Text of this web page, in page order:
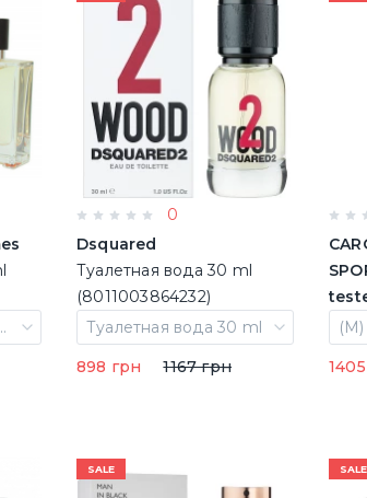
12.5 ml Mini
0
Dsquared
Туалетная вода 30 ml
(8011003864232)
Туалетная вода 30 ml
898 грн
1167 грн
(M)
(M)
SALE SALE